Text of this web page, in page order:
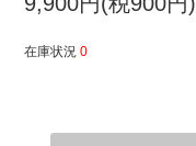
在庫状況 0